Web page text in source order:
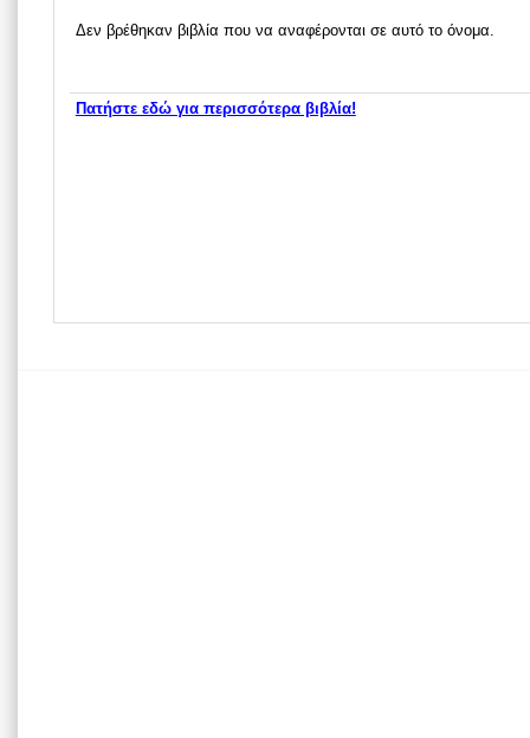
Δεν βρέθηκαν βιβλία που να αναφέρονται σε αυτό το όνομα.
Πατήστε εδώ για περισσότερα βιβλία!